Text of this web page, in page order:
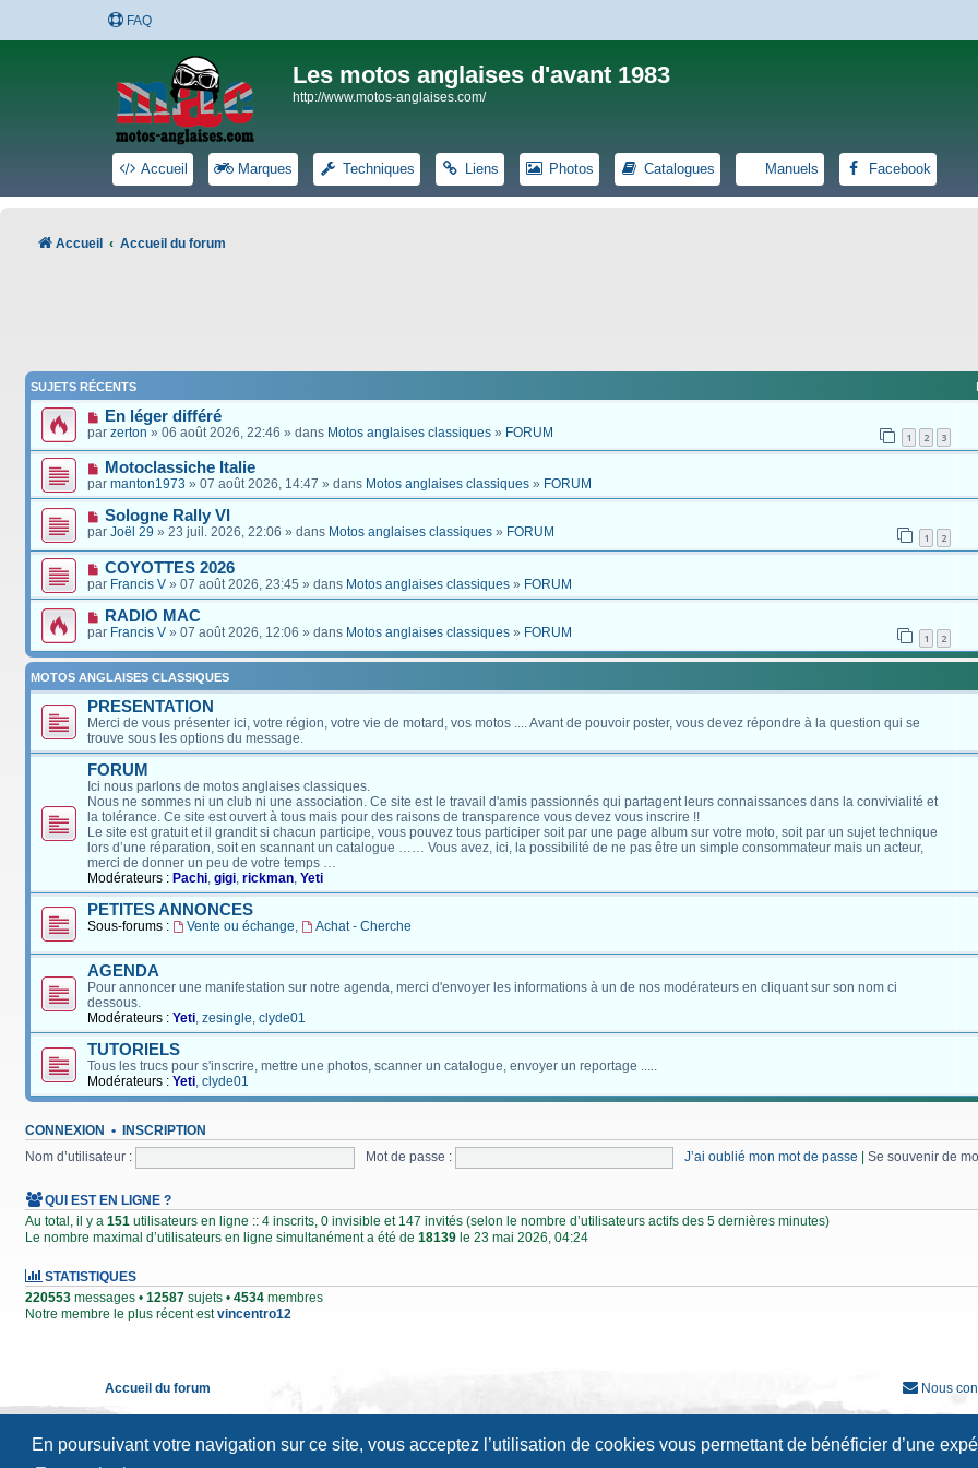
En poursuivant votre navigation sur ce site, vous acceptez l’utilisation de cookies vous permettant de bénéficier d’une
FAQ
Les motos anglaises d'avant 1983
http://www.motos-anglaises.com/
Accueil Marques Techniques Liens Photos Catalogues Manuels Facebook
Accueil Accueil du forum
SUJETS RÉCENTS
En léger différé
1 2 3
par zerton » 06 août 2026, 22:46 » dans Motos anglaises classiques » FORUM
Motoclassiche Italie
par manton1973 » 07 août 2026, 14:47 » dans Motos anglaises classiques » FORUM
Sologne Rally VI
1 2
par Joël 29 » 23 juil. 2026, 22:06 » dans Motos anglaises classiques » FORUM
COYOTTES 2026
par Francis V » 07 août 2026, 23:45 » dans Motos anglaises classiques » FORUM
RADIO MAC
1 2
par Francis V » 07 août 2026, 12:06 » dans Motos anglaises classiques » FORUM
MOTOS ANGLAISES CLASSIQUES
PRESENTATION
Merci de vous présenter ici, votre région, votre vie de motard, vos motos .... Avant de pouvoir poster, vous devez répondre à la question qui se
trouve sous les options du message.
FORUM
Ici nous parlons de motos anglaises classiques.
Nous ne sommes ni un club ni une association. Ce site est le travail d'amis passionnés qui partagent leurs connaissances dans la convivialité et
la tolérance. Ce site est ouvert à tous mais pour des raisons de transparence vous devez vous inscrire !!
Le site est gratuit et il grandit si chacun participe, vous pouvez tous participer soit par une page album sur votre moto, soit par un sujet technique
lors d’une réparation, soit en scannant un catalogue …… Vous avez, ici, la possibilité de ne pas être un simple consommateur mais un acteur,
merci de donner un peu de votre temps …
Modérateurs : Pachi, gigi, rickman, Yeti
PETITES ANNONCES
Sous-forums : Vente ou échange, Achat - Cherche
AGENDA
Pour annoncer une manifestation sur notre agenda, merci d'envoyer les informations à un de nos modérateurs en cliquant sur son nom ci
dessous.
Modérateurs : Yeti, zesingle, clyde01
TUTORIELS
Tous les trucs pour s'inscrire, mettre une photos, scanner un catalogue, envoyer un reportage .....
Modérateurs : Yeti, clyde01
CONNEXION • INSCRIPTION
Nom d’utilisateur : Mot de passe : J’ai oublié mon mot de passe Se souvenir de
QUI EST EN LIGNE ?
Au total, il y a 151 utilisateurs en ligne :: 4 inscrits, 0 invisible et 147 invités (selon le nombre d’utilisateurs actifs des 5 dernières minutes)
Le nombre maximal d’utilisateurs en ligne simultanément a été de 18139 le 23 mai 2026, 04:24
STATISTIQUES
220553 messages • 12587 sujets • 4534 membres
Notre membre le plus récent estvincentro12
Accueil du forum Nous
Traduction française officielle©Qiaeru